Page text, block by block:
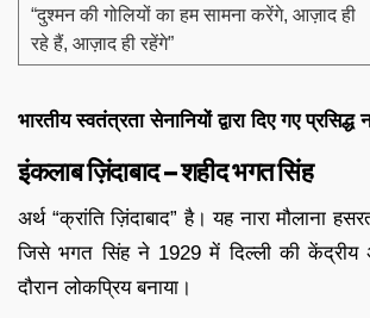
“दुश्मन की गोलियों का हम सामना करेंगे, आज़ाद ही
रहे हैं, आज़ाद ही रहेंगे”
भारतीय स्वतंत्रता सेनानियों द्वारा दिए गए प्रसिद्ध
इंकलाब ज़िंदाबाद – शहीद भगत सिंह
अर्थ “क्रांति ज़िंदाबाद” है। यह नारा मौलाना
जिसे भगत सिंह ने 1929 में दिल्ली की
दौरान लोकप्रिय बनाया।